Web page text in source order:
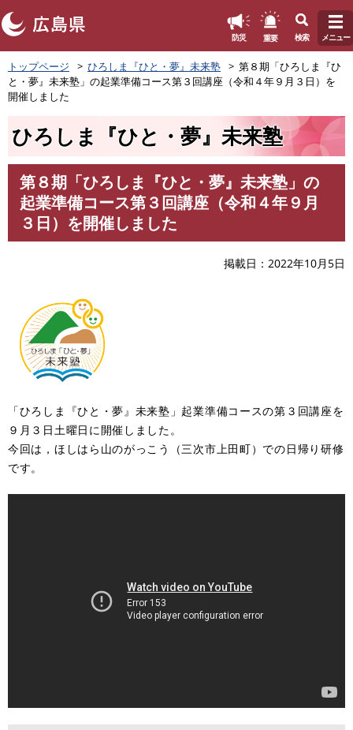
ペ
ー
ジ
の
防災 重要 検索 メニュー
トップページ ひろしま『ひと・夢』未来塾
第８期「ひろしま『ひ
と・夢』未来塾」の起業準備コース第３回講座（令和４年９月３日）を
開催しました
ひろしま『ひと・夢』未来塾
第８期「ひろしま『ひと・夢』未来塾」の
起業準備コース第３回講座（令和４年９月
３日）を開催しました
掲載日 2022年10月5日
「ひろしま『ひと・夢』未来塾」起業準備コースの第３回講座を
９月３日土曜日に開催しました。
今回は，ほしはら山のがっこう（三次市上田町）での日帰り研修
です。